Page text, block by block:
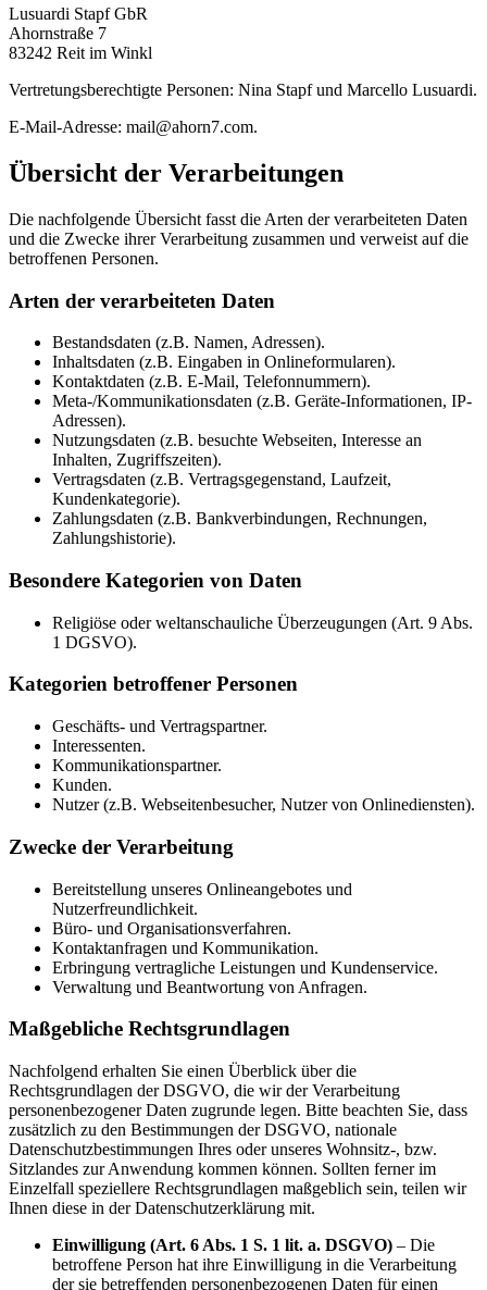
Lusuardi Stapf GbR
Ahornstraße 7
83242 Reit im Winkl
Vertretungsberechtigte Personen: Nina Stapf und Marcello Lusuardi.
E-Mail-Adresse: mail@ahorn7.com.
Übersicht der Verarbeitungen
Die nachfolgende Übersicht fasst die Arten der verarbeiteten Daten
und die Zwecke ihrer Verarbeitung zusammen und verweist auf die
betroffenen Personen.
Arten der verarbeiteten Daten
Bestandsdaten (z.B. Namen, Adressen).
Inhaltsdaten (z.B. Eingaben in Onlineformularen).
Kontaktdaten (z.B. E-Mail, Telefonnummern).
Meta-/Kommunikationsdaten (z.B. Geräte-Informationen, IP-
Adressen).
Nutzungsdaten (z.B. besuchte Webseiten, Interesse an
Inhalten, Zugriffszeiten).
Vertragsdaten (z.B. Vertragsgegenstand, Laufzeit,
Kundenkategorie).
Zahlungsdaten (z.B. Bankverbindungen, Rechnungen,
Zahlungshistorie).
Besondere Kategorien von Daten
Religiöse oder weltanschauliche Überzeugungen (Art. 9 Abs.
1 DGSVO).
Kategorien betroffener Personen
Geschäfts- und Vertragspartner.
Interessenten.
Kommunikationspartner.
Kunden.
Nutzer (z.B. Webseitenbesucher, Nutzer von Onlinediensten).
Zwecke der Verarbeitung
Bereitstellung unseres Onlineangebotes und
Nutzerfreundlichkeit.
Büro- und Organisationsverfahren.
Kontaktanfragen und Kommunikation.
Erbringung vertragliche Leistungen und Kundenservice.
Verwaltung und Beantwortung von Anfragen.
Maßgebliche Rechtsgrundlagen
Nachfolgend erhalten Sie einen Überblick über die
Rechtsgrundlagen der DSGVO, die wir der Verarbeitung
personenbezogener Daten zugrunde legen. Bitte beachten Sie, dass
zusätzlich zu den Bestimmungen der DSGVO, nationale
Datenschutzbestimmungen Ihres oder unseres Wohnsitz-, bzw.
Sitzlandes zur Anwendung kommen können. Sollten ferner im
Einzelfall speziellere Rechtsgrundlagen maßgeblich sein, teilen wir
Ihnen diese in der Datenschutzerklärung mit.
Einwilligung (Art. 6 Abs. 1 S. 1 lit. a. DSGVO) – Die
betroffene Person hat ihre Einwilligung in die Verarbeitung
der sie betreffenden personenbezogenen Daten für einen